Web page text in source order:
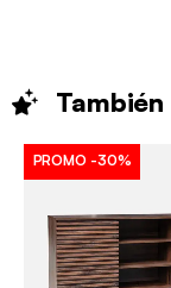
También
PROMO -30%